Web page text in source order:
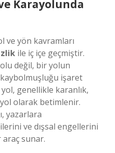
Karayolunda
ve yön kavramları
ile iç içe geçmiştir.
değil, bir yolun
kaybolmuşluğu işaret
genellikle karanlık,
olarak betimlenir.
yazarlara
ve dışsal engellerini
sunar.